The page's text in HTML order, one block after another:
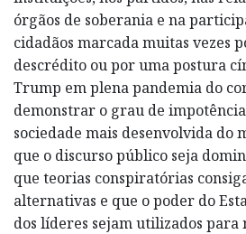
órgãos de soberania e na
cidadãos marcada muitas vezes
descrédito ou por uma postura
Trump em plena pandemia do
demonstrar o grau de
sociedade mais desenvolvida do
que o discurso público seja
que teorias conspiratórias
alternativas e que o poder do
dos líderes sejam utilizados